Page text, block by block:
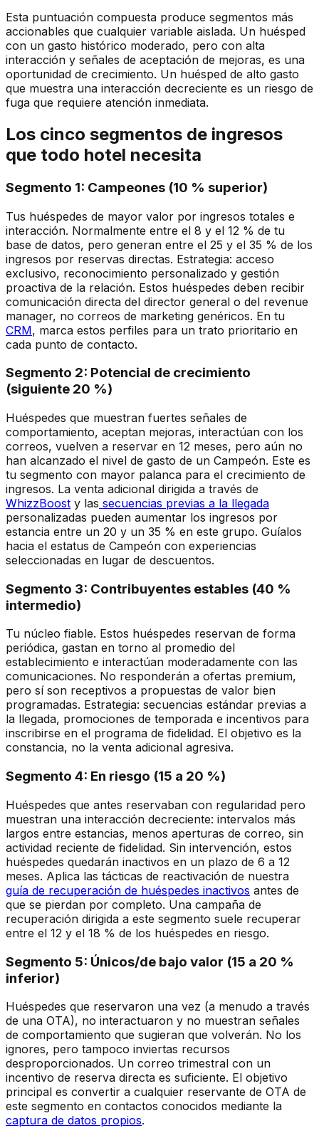
Esta puntuación compuesta produce segmentos más
accionables que cualquier variable aislada. Un huésped
con un gasto histórico moderado, pero con alta
interacción y señales de aceptación de mejoras, es una
oportunidad de crecimiento. Un huésped de alto gasto
que muestra una interacción decreciente es un riesgo de
fuga que requiere atención inmediata.
Los cinco segmentos de ingresos
que todo hotel necesita
Segmento 1: Campeones (10 % superior)
Tus huéspedes de mayor valor por ingresos totales e
interacción. Normalmente entre el 8 y el 12 % de tu
base de datos, pero generan entre el 25 y el 35 % de los
ingresos por reservas directas. Estrategia: acceso
exclusivo, reconocimiento personalizado y gestión
proactiva de la relación. Estos huéspedes deben recibir
comunicación directa del director general o del revenue
manager, no correos de marketing genéricos. En tu
CRM, marca estos perfiles para un trato prioritario en
cada punto de contacto.
Segmento 2: Potencial de crecimiento
(siguiente 20 %)
Huéspedes que muestran fuertes señales de
comportamiento, aceptan mejoras, interactúan con los
correos, vuelven a reservar en 12 meses, pero aún no
han alcanzado el nivel de gasto de un Campeón. Este es
tu segmento con mayor palanca para el crecimiento de
ingresos. La venta adicional dirigida a través de
WhizzBoost y las secuencias previas a la llegada
personalizadas pueden aumentar los ingresos por
estancia entre un 20 y un 35 % en este grupo. Guíalos
hacia el estatus de Campeón con experiencias
seleccionadas en lugar de descuentos.
Segmento 3: Contribuyentes estables (40 %
intermedio)
Tu núcleo fiable. Estos huéspedes reservan de forma
periódica, gastan en torno al promedio del
establecimiento e interactúan moderadamente con las
comunicaciones. No responderán a ofertas premium,
pero sí son receptivos a propuestas de valor bien
programadas. Estrategia: secuencias estándar previas a
la llegada, promociones de temporada e incentivos para
inscribirse en el programa de fidelidad. El objetivo es la
constancia, no la venta adicional agresiva.
Segmento 4: En riesgo (15 a 20 %)
Huéspedes que antes reservaban con regularidad pero
muestran una interacción decreciente: intervalos más
largos entre estancias, menos aperturas de correo, sin
actividad reciente de fidelidad. Sin intervención, estos
huéspedes quedarán inactivos en un plazo de 6 a 12
meses. Aplica las tácticas de reactivación de nuestra
guía de recuperación de huéspedes inactivos antes de
que se pierdan por completo. Una campaña de
recuperación dirigida a este segmento suele recuperar
entre el 12 y el 18 % de los huéspedes en riesgo.
Segmento 5: Únicos/de bajo valor (15 a 20 %
inferior)
Huéspedes que reservaron una vez (a menudo a través
de una OTA), no interactuaron y no muestran señales
de comportamiento que sugieran que volverán. No los
ignores, pero tampoco inviertas recursos
desproporcionados. Un correo trimestral con un
incentivo de reserva directa es suficiente. El objetivo
principal es convertir a cualquier reservante de OTA de
este segmento en contactos conocidos mediante la
captura de datos propios.